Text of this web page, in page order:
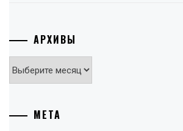
АРХИВЫ
Архивы
МЕТА